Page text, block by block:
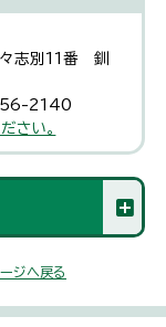
志別11番 釧
56-2140
さい。
ージへ戻る